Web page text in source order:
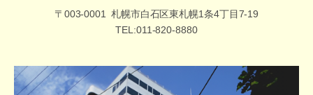
〒003-0001
札幌市白石区東札幌1条4丁目7-19
TEL:011-820-8880